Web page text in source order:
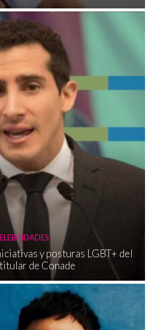
y posturas LGBT+ del
de Conade